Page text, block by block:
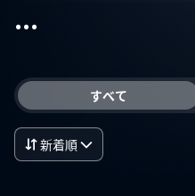
...
すべて
新着順